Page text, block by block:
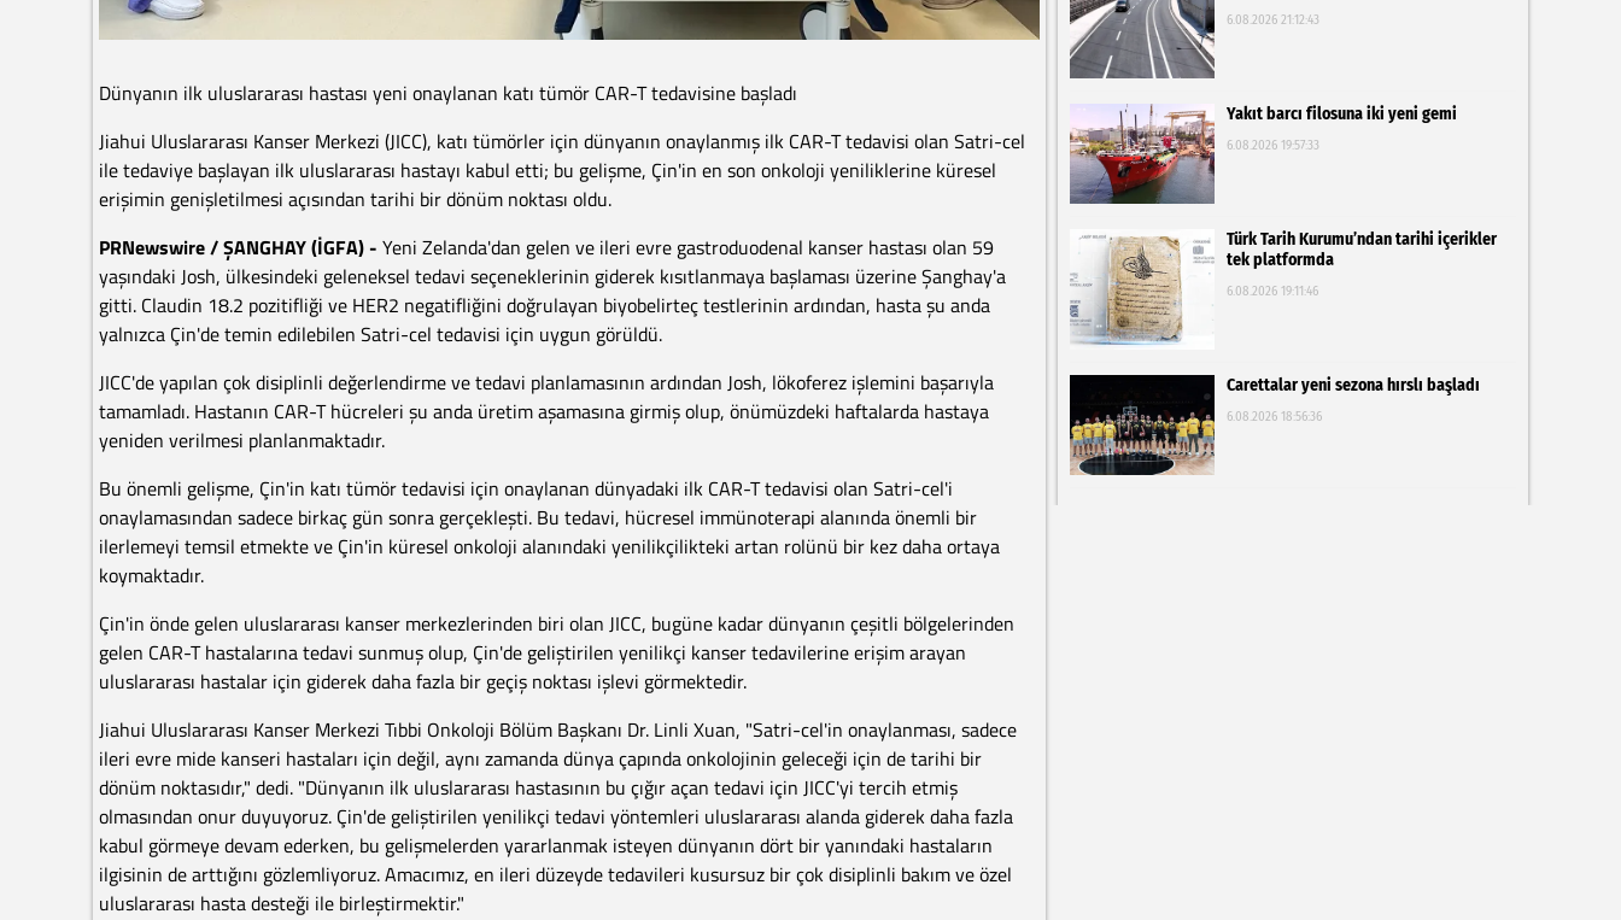
Dünyanın ilk uluslararası hastası yeni onaylanan katı tümör CAR-T tedavisine başladı
Jiahui Uluslararası Kanser Merkezi (JICC), katı tümörler için dünyanın onaylanmış ilk CAR-T tedavisi olan Satri-cel
ile tedaviye başlayan ilk uluslararası hastayı kabul etti; bu gelişme, Çin'in en son onkoloji yeniliklerine küresel
erişimin genişletilmesi açısından tarihi bir dönüm noktası oldu.
PRNewswire / ŞANGHAY (İGFA) - Yeni Zelanda'dan gelen ve ileri evre gastroduodenal kanser hastası olan 59
yaşındaki Josh, ülkesindeki geleneksel tedavi seçeneklerinin giderek kısıtlanmaya başlaması üzerine Şanghay'a
gitti. Claudin 18.2 pozitifliği ve HER2 negatifliğini doğrulayan biyobelirteç testlerinin ardından, hasta şu anda
yalnızca Çin'de temin edilebilen Satri-cel tedavisi için uygun görüldü.
JICC'de yapılan çok disiplinli değerlendirme ve tedavi planlamasının ardından Josh, lökoferez işlemini başarıyla
tamamladı. Hastanın CAR-T hücreleri şu anda üretim aşamasına girmiş olup, önümüzdeki haftalarda hastaya
yeniden verilmesi planlanmaktadır.
Bu önemli gelişme, Çin'in katı tümör tedavisi için onaylanan dünyadaki ilk CAR-T tedavisi olan Satri-cel'i
onaylamasından sadece birkaç gün sonra gerçekleşti. Bu tedavi, hücresel immünoterapi alanında önemli bir
ilerlemeyi temsil etmekte ve Çin'in küresel onkoloji alanındaki yenilikçilikteki artan rolünü bir kez daha ortaya
koymaktadır.
Çin'in önde gelen uluslararası kanser merkezlerinden biri olan JICC, bugüne kadar dünyanın çeşitli bölgelerinden
gelen CAR-T hastalarına tedavi sunmuş olup, Çin'de geliştirilen yenilikçi kanser tedavilerine erişim arayan
uluslararası hastalar için giderek daha fazla bir geçiş noktası işlevi görmektedir.
Jiahui Uluslararası Kanser Merkezi Tıbbi Onkoloji Bölüm Başkanı Dr. Linli Xuan, "Satri-cel'in onaylanması, sadece
ileri evre mide kanseri hastaları için değil, aynı zamanda dünya çapında onkolojinin geleceği için de tarihi bir
dönüm noktasıdır," dedi. "Dünyanın ilk uluslararası hastasının bu çığır açan tedavi için JICC'yi tercih etmiş
olmasından onur duyuyoruz. Çin'de geliştirilen yenilikçi tedavi yöntemleri uluslararası alanda giderek daha fazla
kabul görmeye devam ederken, bu gelişmelerden yararlanmak isteyen dünyanın dört bir yanındaki hastaların
ilgisinin de arttığını gözlemliyoruz. Amacımız, en ileri düzeyde tedavileri kusursuz bir çok disiplinli bakım ve özel
uluslararası hasta desteği ile birleştirmektir."
6.08.2026 21:12:43
Yakıt barcı filosuna iki yeni gemi
6.08.2026 19:57:33
Türk Tarih Kurumu’ndan tarihi içerikler
tek platformda
6.08.2026 19:11:46
Carettalar yeni sezona hırslı başladı
6.08.2026 18:56:36